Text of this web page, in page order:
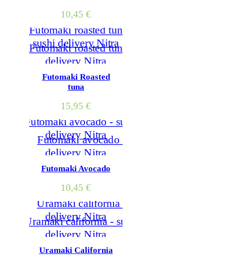
10,45 €
Futomaki Roasted
tuna
15,95 €
Futomaki Avocado
10,45 €
Uramaki California